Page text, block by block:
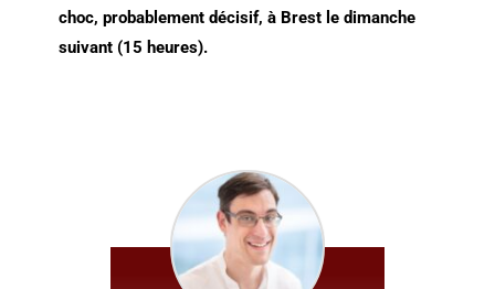
choc, probablement décisif, à Brest le dimanche
suivant (15 heures).